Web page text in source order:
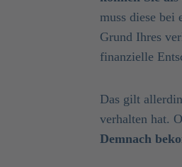
muss diese
Grund Ihres
finanzielle
Das gilt
verhalten hat.
Demnach